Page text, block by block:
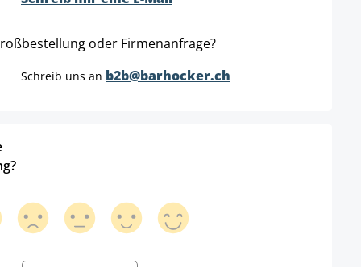
oder Firmenanfrage?
Schreib uns an b2b@barhocker.ch